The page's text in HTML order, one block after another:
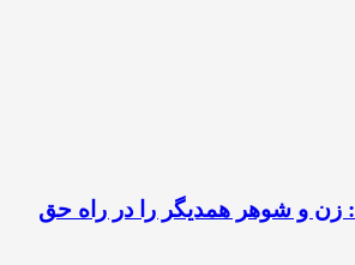
زن و شوهر همدیگر را در راه حق